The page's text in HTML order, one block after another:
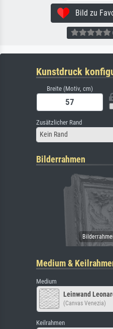
Bild zu
Kunstdruck
Breite (Motiv, cm)
Zusätzlicher Rand
Kein Rand
Bilderrahmen
Medium &
Medium
Leinwand
(Canvas Venezia)
Keilrahmen